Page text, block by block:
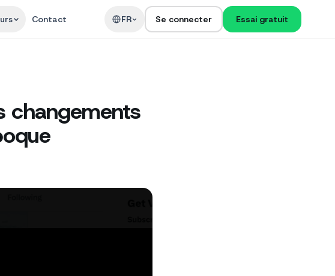
Contact FR Se connecter Essai gratuit
changements